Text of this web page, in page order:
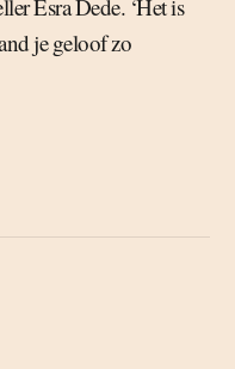
Esra Dede. ‘Het is
je geloof zo